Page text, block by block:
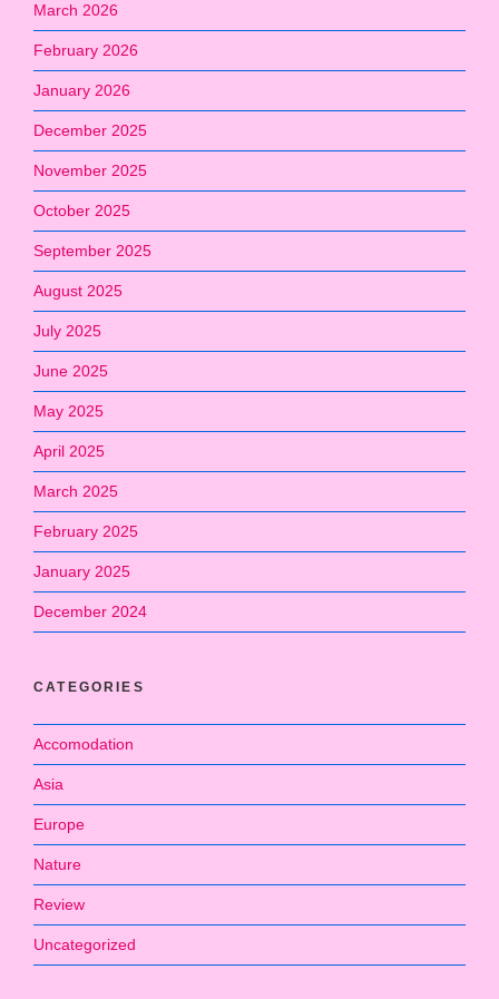
March 2026
February 2026
January 2026
December 2025
November 2025
October 2025
September 2025
August 2025
July 2025
June 2025
May 2025
April 2025
March 2025
February 2025
January 2025
December 2024
CATEGORIES
Accomodation
Asia
Europe
Nature
Review
Uncategorized